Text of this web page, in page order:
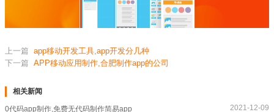
上一篇 app移动开发工具,app开发分几种
下一篇 APP移动应用制作,合肥制作app的公司
相关新闻
0代码app制作,免费无代码制作简易app 2021-12-09